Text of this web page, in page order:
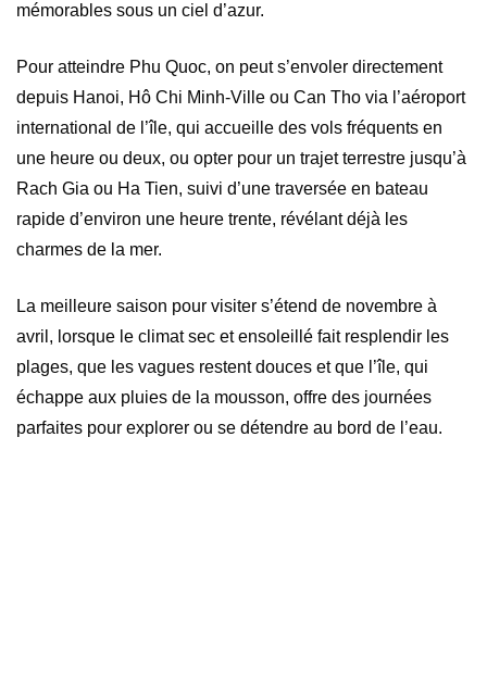
mémorables sous un ciel d’azur.
Pour atteindre Phu Quoc, on peut s’envoler directement
depuis Hanoi, Hô Chi Minh-Ville ou Can Tho via l’aéroport
international de l’île, qui accueille des vols fréquents en
une heure ou deux, ou opter pour un trajet terrestre jusqu’à
Rach Gia ou Ha Tien, suivi d’une traversée en bateau
rapide d’environ une heure trente, révélant déjà les
charmes de la mer.
La meilleure saison pour visiter s’étend de novembre à
avril, lorsque le climat sec et ensoleillé fait resplendir les
plages, que les vagues restent douces et que l’île, qui
échappe aux pluies de la mousson, offre des journées
parfaites pour explorer ou se détendre au bord de l’eau.